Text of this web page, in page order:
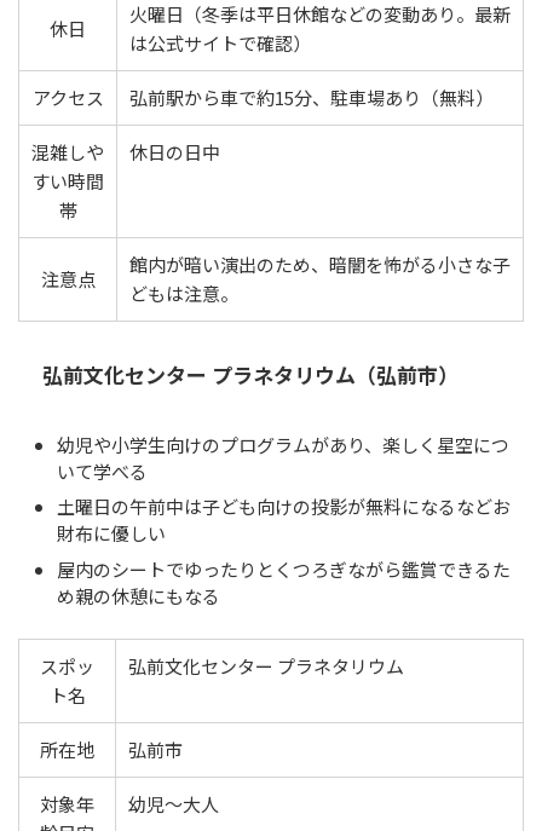
休日
火曜日（冬季は平日休館などの変動あり。最新
は公式サイトで確認）
アクセス 弘前駅から車で約15分、駐車場あり（無料）
混雑しや
すい時間
帯
休日の日中
注意点
館内が暗い演出のため、暗闇を怖がる小さな子
どもは注意。
弘前文化センター プラネタリウム（弘前市）
幼児や小学生向けのプログラムがあり、楽しく星空につ
いて学べる
土曜日の午前中は子ども向けの投影が無料になるなどお
財布に優しい
屋内のシートでゆったりとくつろぎながら鑑賞できるた
め親の休憩にもなる
スポッ
ト名
弘前文化センター プラネタリウム
所在地 弘前市
対象年
幼児〜大人